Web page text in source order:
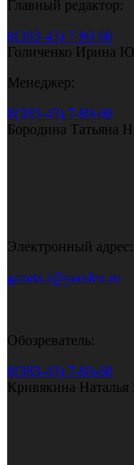
Главный редактор:
8(383-43) 7-90-60
Голиченко Ирина
Менеджер:
8(383-43) 7-90-60
Бородина Татьяна
Электронный адрес:
gazeta.i@yandex.ru
Обозреватель:
8(383-43) 7-90-60
Кривякина Наталья